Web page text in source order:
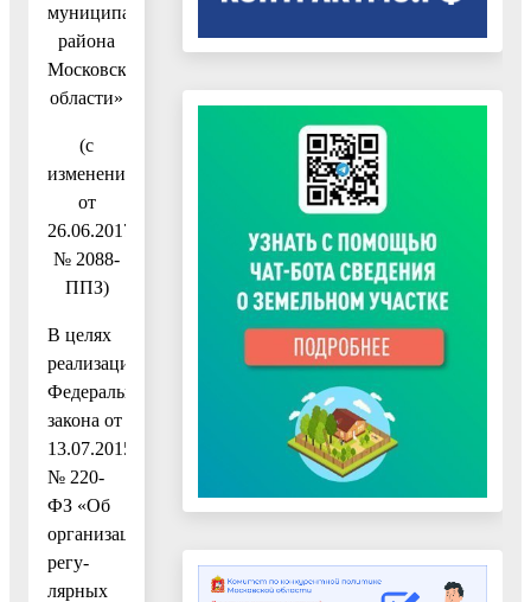
муниципального
района
Московской
области»
(с
изменениями
от
26.06.2017
№ 2088-
ППЗ)
В целях
реализации
Федерального
закона от
13.07.2015
№ 220-
ФЗ «Об
организации
регу-
лярных